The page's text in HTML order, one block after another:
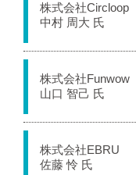
株式会社Circloop
中村 周大 氏
株式会社Funwow
山口 智己 氏
株式会社EBRU
佐藤 怜 氏